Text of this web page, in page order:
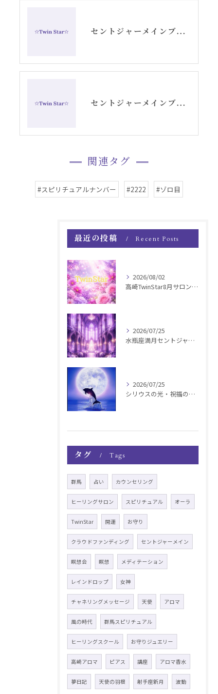
セントジャーメインブレッシングカード「リセット」グリッド画像
セントジャーメインブレッシングカードリーディング
関連タグ
#スピリチュアルナンバー #2222 #ゾロ目
最近の投稿 Recent Posts
2026/08/02
高崎TwinStar8月サロンお知らせ
2026/07/25
水瓶座満月セントジャーメインGSVF遠隔お知らせ
2026/07/25
シリウスの光・祝福の波動チャージ遠隔お知らせ〜銀河新年〜
タグ Tags
群馬 占い カウンセリング
ヒーリングサロン スピリチュアル オーラ
TwinStar 開運 お守り
クラウドファンディング セントジャーメイン
瞑想会 瞑想 メディテーション
レインドロップ 女神
チャネリングメッセージ 天使 アロマ
風の時代 群馬スピリチュアル
ヒーリングスクール お守りジュエリー
高崎アロマ ピアス 講座 アロマ香水
夢日記 天使の羽根 射手座新月 波動